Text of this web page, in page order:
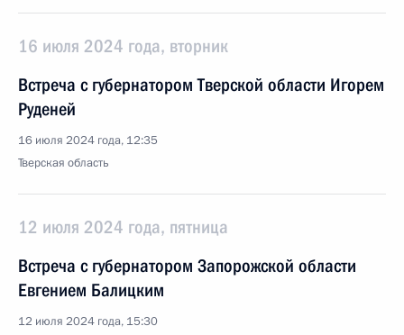
16 июля 2024 года, вторник
Встреча с губернатором Тверской области Игорем
Руденей
16 июля 2024 года, 12:35
Тверская область
12 июля 2024 года, пятница
Встреча с губернатором Запорожской области
Евгением Балицким
12 июля 2024 года, 15:30